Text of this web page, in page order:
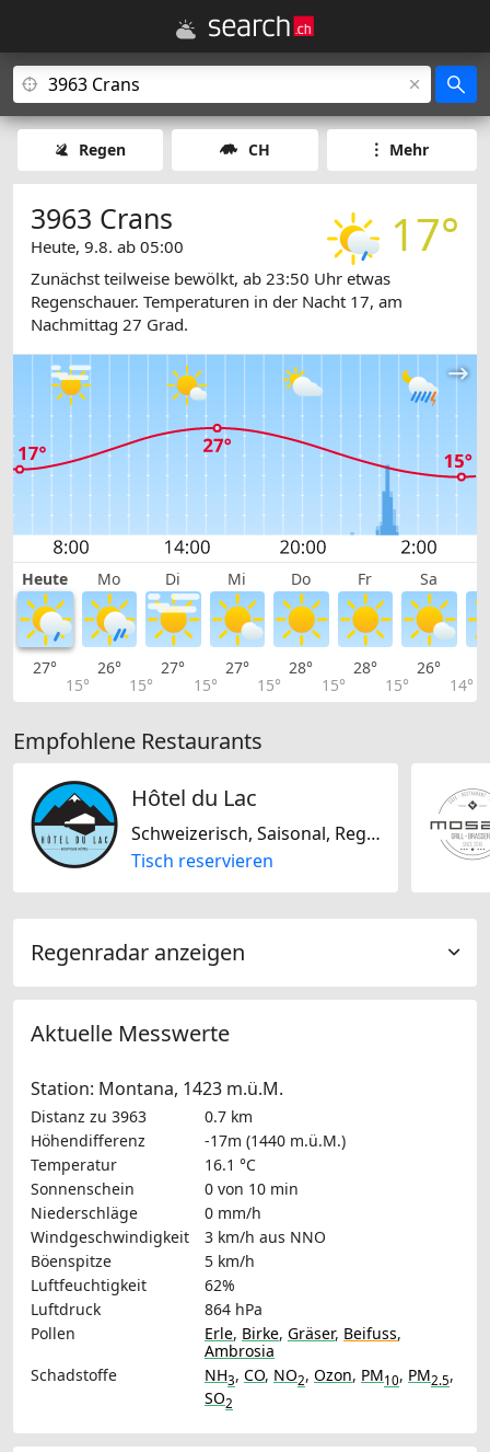
Regen CH Mehr
17°
3963 Crans
Heute, 9.8. ab 05:00
Zunächst teilweise bewölkt, ab 23:50 Uhr etwas
Regenschauer. Temperaturen in der Nacht 17, am
Nachmittag 27 Grad.
Heute Mo Di Mi Do Fr Sa
27°
15°
26°
15°
27°
15°
27°
15°
28°
15°
28°
15°
26°
14°
Empfohlene Restaurants
Hôtel du Lac
Schweizerisch, Saisonal, Regional
Tisch reservieren
Regenradar anzeigen
Aktuelle Messwerte
Station: Montana, 1423 m.ü.M.
Distanz zu 3963
0.7 km
Höhendifferenz
-17m (1440 m.ü.M.)
Temperatur
16.1 °C
Sonnenschein
0 von 10 min
Niederschläge
0 mm/h
Windgeschwindigkeit
3 km/h aus NNO
Böenspitze
5 km/h
Luftfeuchtigkeit
62%
Luftdruck
864 hPa
Pollen
Erle, Birke, Gräser, Beifuss,
Ambrosia
Schadstoffe
NH3, CO, NO2, Ozon, PM10, PM2.5,
SO2